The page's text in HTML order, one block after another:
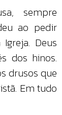
sempre
ao pedir
Deus
dos hinos.
drusos que
Em tudo